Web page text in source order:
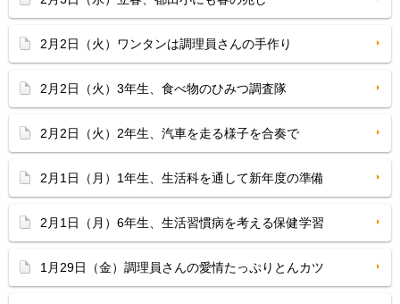
2月2日（火）ワンタンは調理員さんの手作り
2月2日（火）3年生、食べ物のひみつ調査隊
2月2日（火）2年生、汽車を走る様子を合奏で
2月1日（月）1年生、生活科を通して新年度の準備
2月1日（月）6年生、生活習慣病を考える保健学習
1月29日（金）調理員さんの愛情たっぷりとんカツ